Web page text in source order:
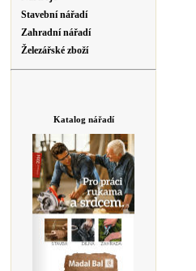
Stavební nářadí
Zahradní nářadí
Železářské zboží
Katalog nářadí